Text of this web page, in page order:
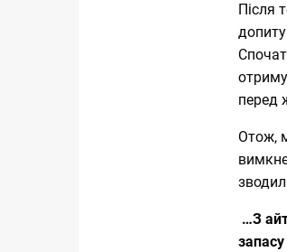
Після
перед
Отож,
…З